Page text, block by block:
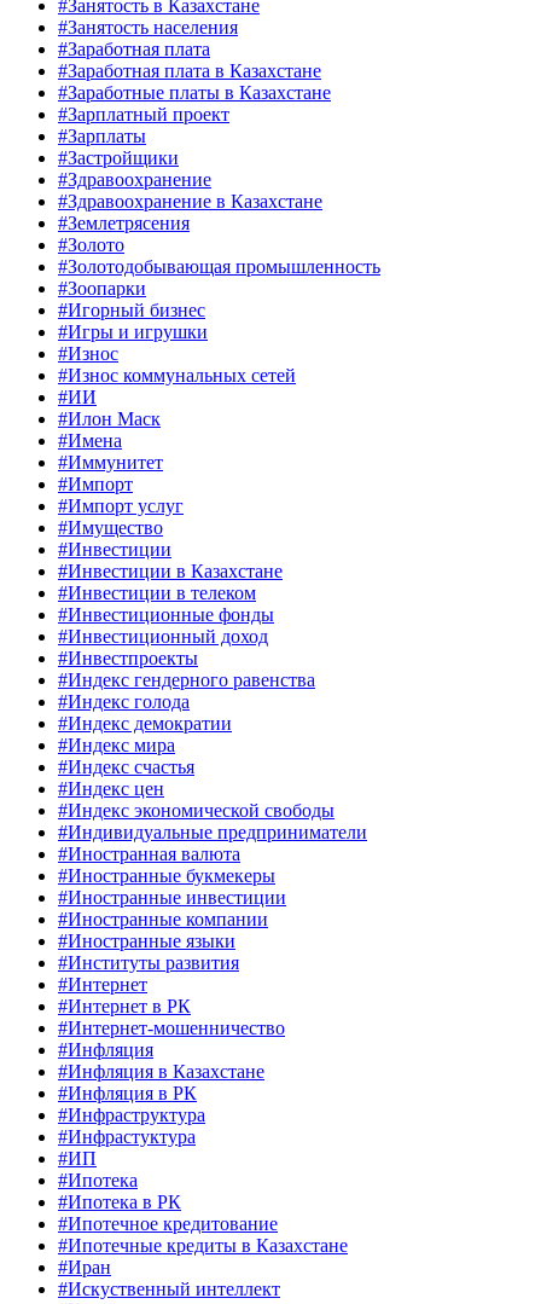
#Занятость в Казахстане
#Занятость населения
#Заработная плата
#Заработная плата в Казахстане
#Заработные платы в Казахстане
#Зарплатный проект
#Зарплаты
#Застройщики
#Здравоохранение
#Здравоохранение в Казахстане
#Землетрясения
#Золото
#Золотодобывающая промышленность
#Зоопарки
#Игорный бизнес
#Игры и игрушки
#Износ
#Износ коммунальных сетей
#ИИ
#Илон Маск
#Имена
#Иммунитет
#Импорт
#Импорт услуг
#Имущество
#Инвестиции
#Инвестиции в Казахстане
#Инвестиции в телеком
#Инвестиционные фонды
#Инвестиционный доход
#Инвестпроекты
#Индекс гендерного равенства
#Индекс голода
#Индекс демократии
#Индекс мира
#Индекс счастья
#Индекс цен
#Индекс экономической свободы
#Индивидуальные предприниматели
#Иностранная валюта
#Иностранные букмекеры
#Иностранные инвестиции
#Иностранные компании
#Иностранные языки
#Институты развития
#Интернет
#Интернет в РК
#Интернет-мошенничество
#Инфляция
#Инфляция в Казахстане
#Инфляция в РК
#Инфраструктура
#Инфрастуктура
#ИП
#Ипотека
#Ипотека в РК
#Ипотечное кредитование
#Ипотечные кредиты в Казахстане
#Иран
#Искуственный интеллект